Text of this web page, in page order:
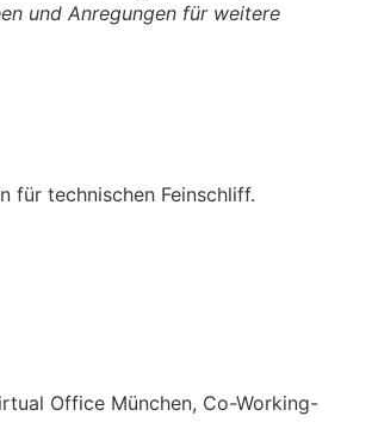
und Anregungen für weitere
für technischen Feinschliff.
Office München, Co-Working-